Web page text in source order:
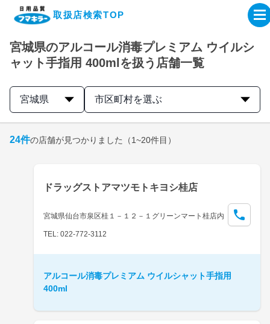
取扱店検索TOP
企業・IR情報サイト
製品情報サイト
取扱店検索はこちら
宮城県のアルコール消毒プレミアム ウイルシ
ャット手指用 400mlを扱う店舗一覧
宮城県 市区町村を選ぶ
24件の店舗が見つかりました （1~20件目）
ドラッグストアマツモトキヨシ桂店
宮城県仙台市泉区桂１－１２－１グリーンマート桂店内
TEL: 022-772-3112
アルコール消毒プレミアム ウイルシャット手指用
400ml